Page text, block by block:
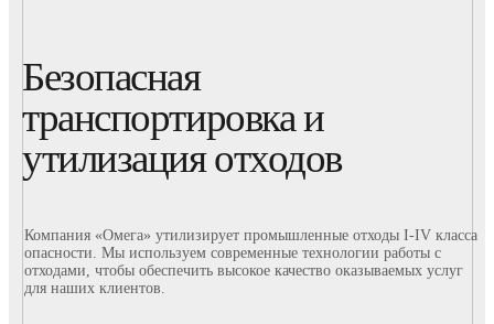
Безопасная
транспортировка и
утилизация отходов
Компания «Омега» утилизирует промышленные отходы I-IV класса
опасности. Мы используем современные технологии работы с
отходами, чтобы обеспечить высокое качество оказываемых услуг
для наших клиентов.